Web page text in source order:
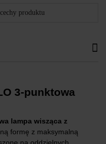
produktu
3-punktowa
lampa wisząca z
formę z maksymalną